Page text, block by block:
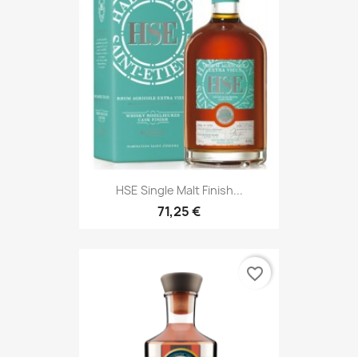
HSE Single Malt Finish...
71,25 €
favorite_border